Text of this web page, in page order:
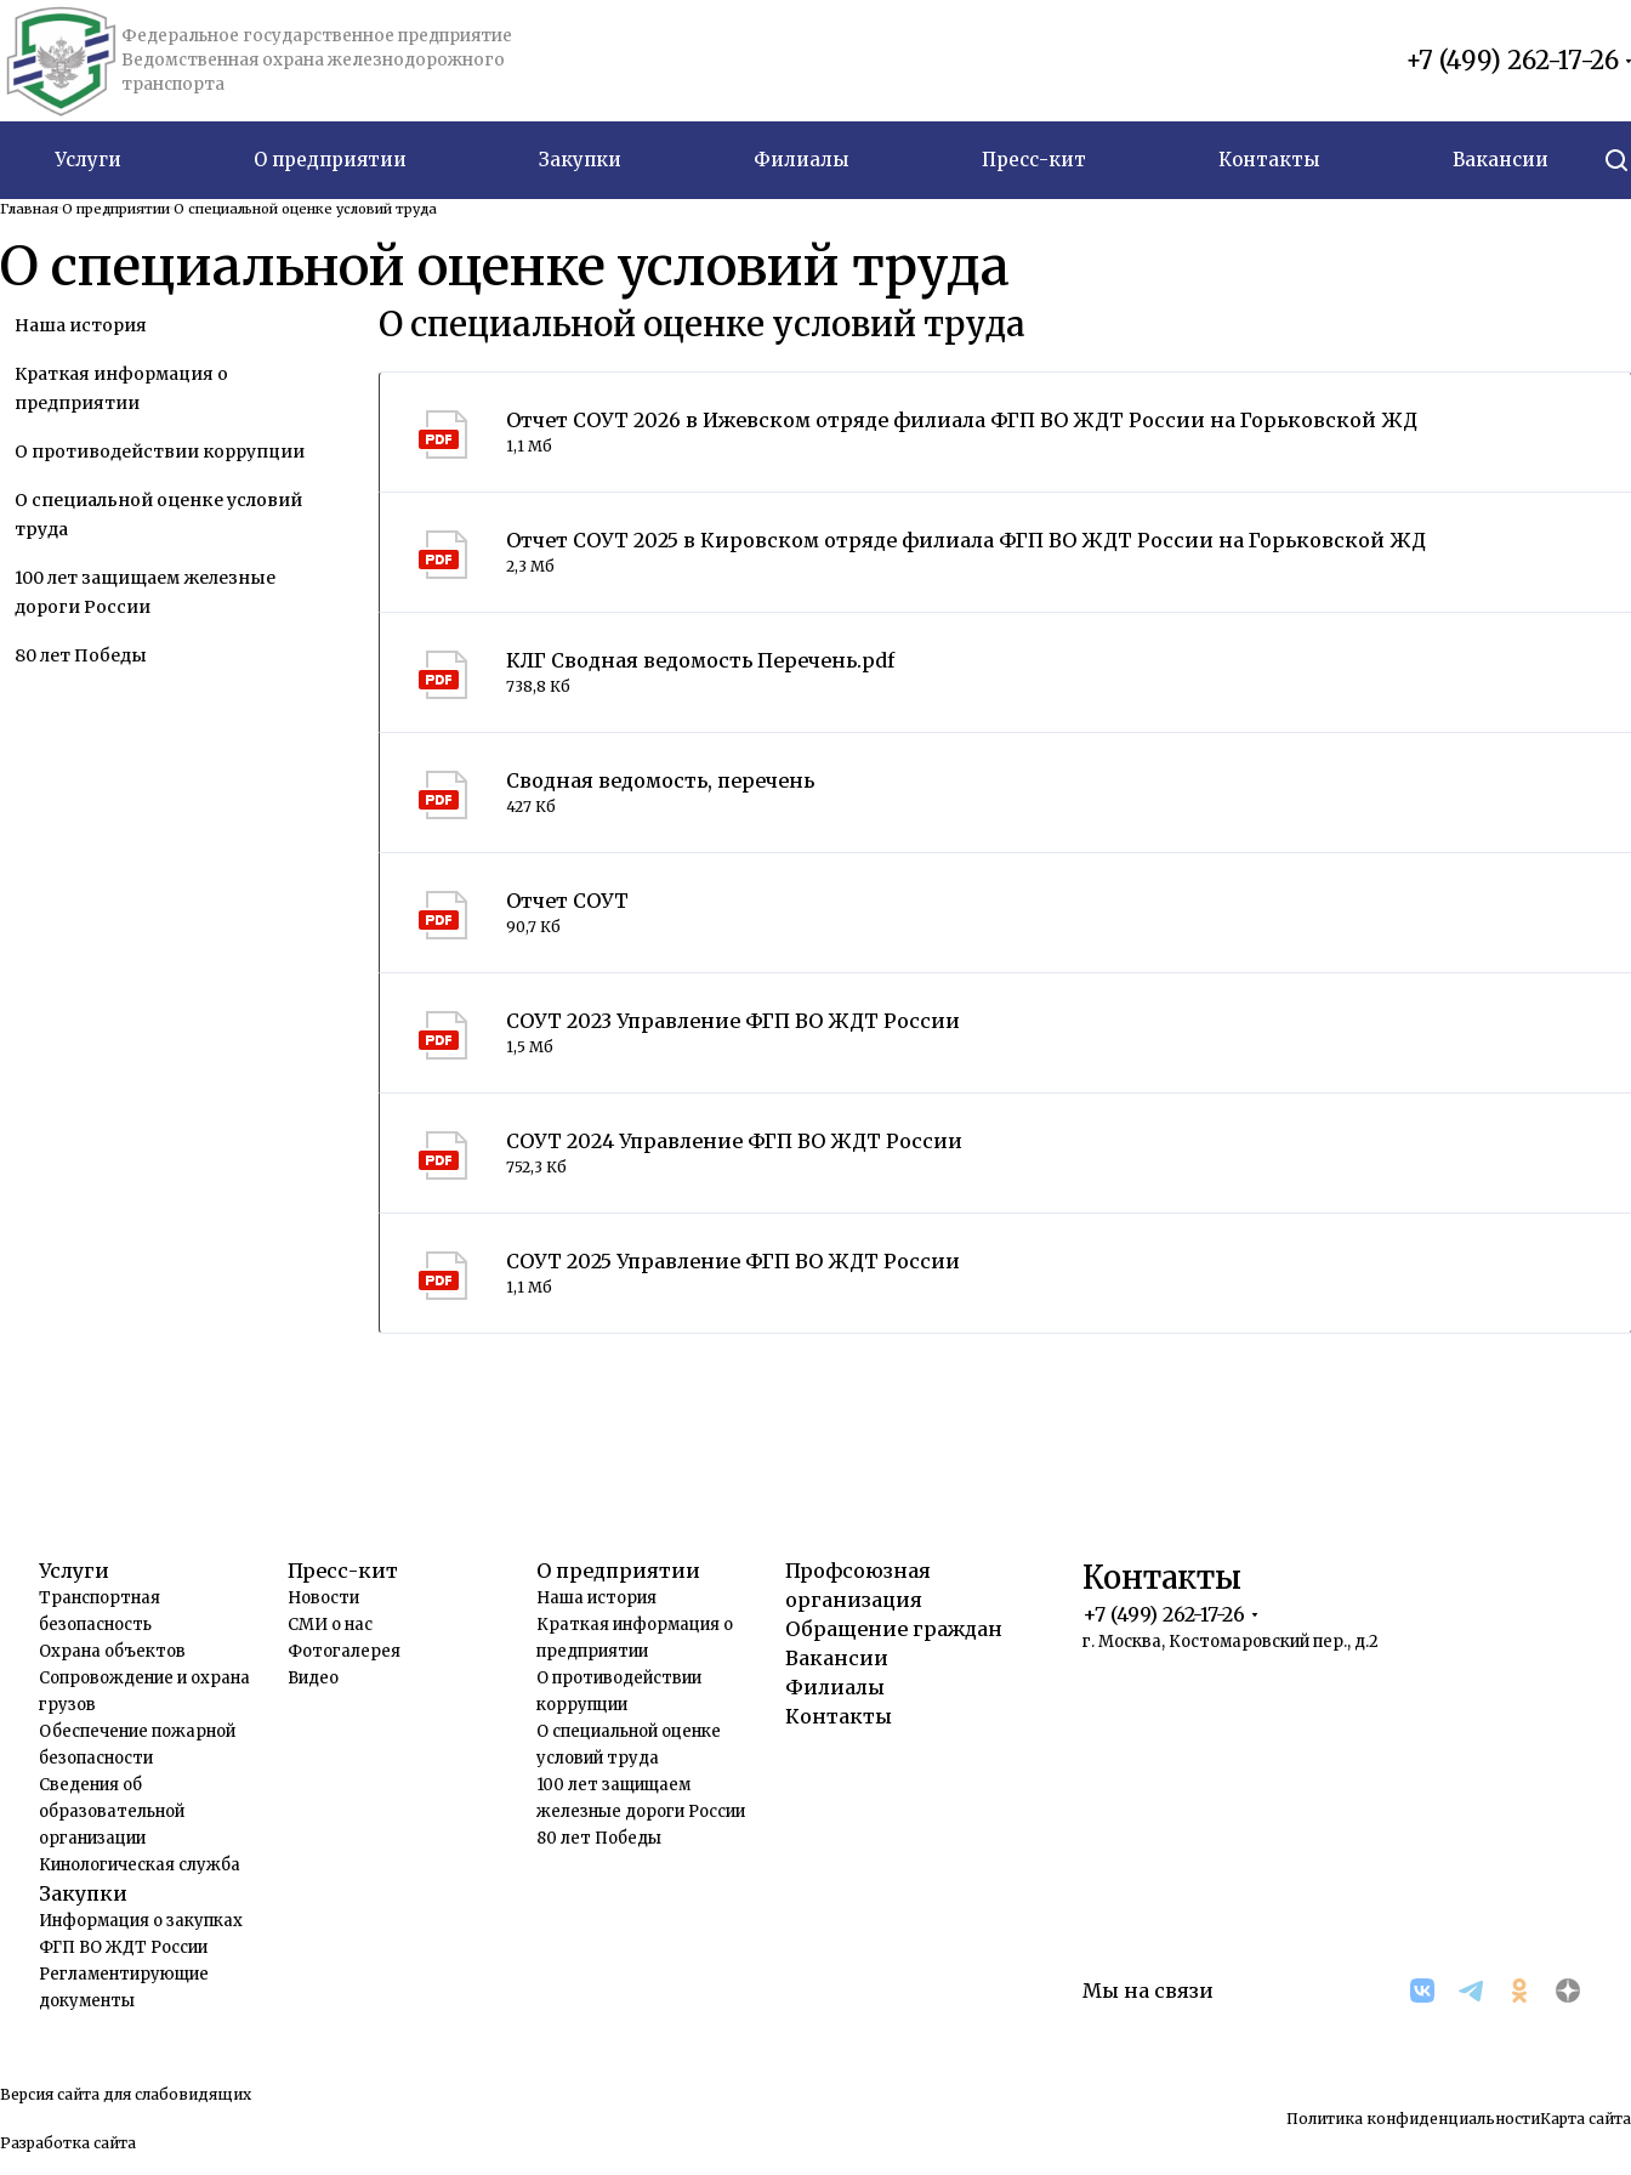
Федеральное государственное предприятие
Ведомственная охрана железнодорожного
транспорта
+7 (499) 262-17-26
Услуги О предприятии Закупки Филиалы Пресс-кит Контакты Вакансии
Главная О предприятии О специальной оценке условий труда
О специальной оценке условий труда
О специальной оценке условий труда
Отчет СОУТ 2026 в Ижевском отряде филиала ФГП ВО ЖДТ России на Горьковской ЖД
1,1 Мб
Отчет СОУТ 2025 в Кировском отряде филиала ФГП ВО ЖДТ России на Горьковской ЖД
2,3 Мб
КЛГ Сводная ведомость Перечень.pdf
738,8 Кб
Сводная ведомость, перечень
427 Кб
Отчет СОУТ
90,7 Кб
СОУТ 2023 Управление ФГП ВО ЖДТ России
1,5 Мб
СОУТ 2024 Управление ФГП ВО ЖДТ России
752,3 Кб
СОУТ 2025 Управление ФГП ВО ЖДТ России
1,1 Мб
Наша история
Краткая информация о
предприятии
О противодействии коррупции
О специальной оценке условий
труда
100 лет защищаем железные
дороги России
80 лет Победы
Услуги
Транспортная
безопасность
Охрана объектов
Сопровождение и охрана
грузов
Обеспечение пожарной
безопасности
Сведения об
образовательной
организации
Кинологическая служба
Закупки
Информация о закупках
ФГП ВО ЖДТ России
Регламентирующие
документы
Пресс-кит
Новости
СМИ о нас
Фотогалерея
Видео
О предприятии
Наша история
Краткая информация о
предприятии
О противодействии
коррупции
О специальной оценке
условий труда
100 лет защищаем
железные дороги России
80 лет Победы
Профсоюзная
организация
Обращение граждан
Вакансии
Филиалы
Контакты
Контакты
+7 (499) 262-17-26
г. Москва, Костомаровский пер., д.2
Мы на связи
Версия сайта для слабовидящих
Разработка сайта
Политика конфиденциальностиКарта сайта